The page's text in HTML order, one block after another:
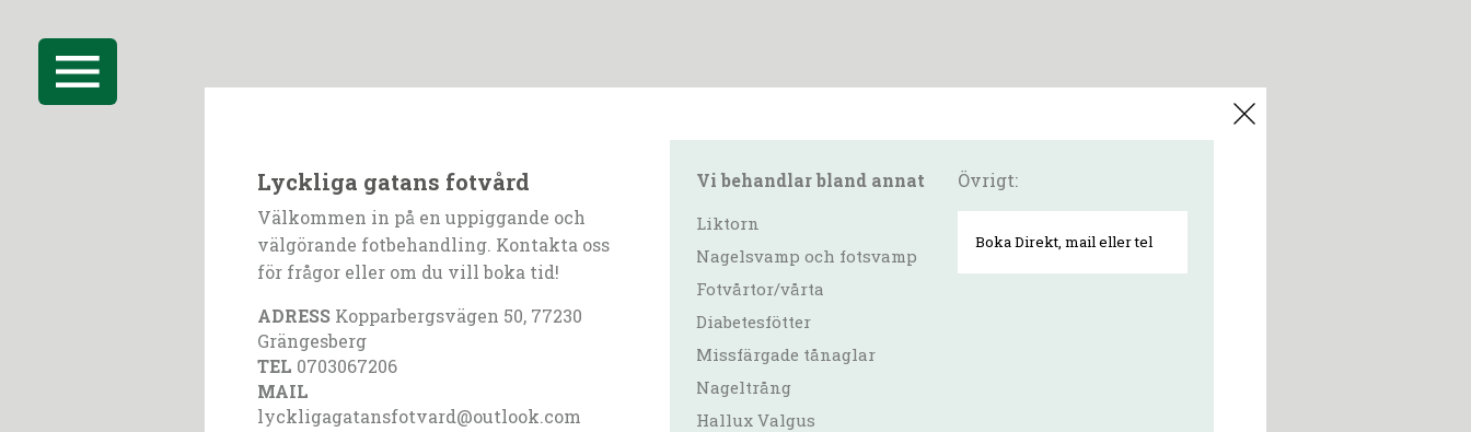
Lyckliga gatans fotvård
Välkommen in på en uppiggande och
välgörande fotbehandling. Kontakta oss
för frågor eller om du vill boka tid!
ADRESS Kopparbergsvägen 50, 77230
Grängesberg
TEL 0703067206
MAIL
lyckligagatansfotvard@outlook.com
Vi behandlar bland annat
Liktorn
Nagelsvamp och fotsvamp
Fotvårtor/vårta
Diabetesfötter
Missfärgade tånaglar
Nageltrång
Hallux Valgus
Övrigt:
Boka Direkt, mail eller tel